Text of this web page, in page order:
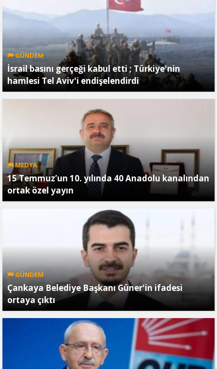
GÜNDEM
İsrail basını gerçeği kabul etti ; Türkiye'nin
hamlesi Tel Aviv'i endişelendirdi
MEDYA
15 Temmuz’un 10. yılında 40 Anadolu kanalından
ortak özel yayın
GÜNDEM
Çankaya Belediye Başkanı Güner'in ifadesi
ortaya çıktı